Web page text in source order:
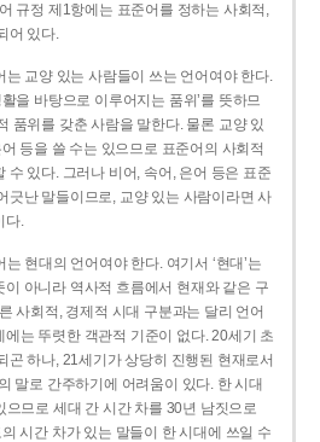
규정 제1항에는 표준어를 정하는 사회적,
어 있다.
는 교양 있는 사람들이 쓰는 언어여야 한다.
을 바탕으로 이루어지는 품위’를 뜻하므
품위를 갖춘 사람을 말한다. 물론 교양 있
등을 쓸 수는 있으므로 표준어의 사회적
수 있다. 그러나 비어, 속어, 은어 등은 표준
긋난 말들이므로, 교양 있는 사람이라면 사
다.
현대의 언어여야 한다. 여기서 ‘현대’는
아니라 역사적 흐름에서 현재와 같은 구
사회적, 경제적 시대 구분과는 달리 언어
는 뚜렷한 객관적 기준이 없다. 20세기 초
곤 하나, 21세기가 상당히 진행된 현재로서
말로 간주하기에 어려움이 있다. 한 시대
므로 세대 간 시간 차를 30년 남짓으로
시간 차가 있는 말들이 한 시대에 쓰일 수